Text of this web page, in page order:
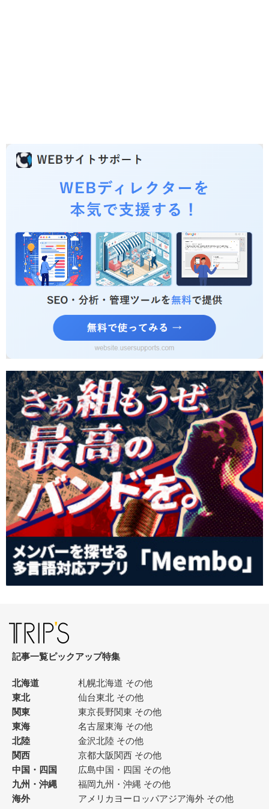
記事一覧ピックアップ特集
北海道 札幌北海道 その他
東北
仙台東北 その他
関東
東京長野関東 その他
東海
名古屋東海 その他
北陸
金沢北陸 その他
関西
京都大阪関西 その他
中国・四国
広島中国・四国 その他
九州・沖縄
福岡九州・沖縄 その他
海外
アメリカ ヨーロッパアジア海外 その他